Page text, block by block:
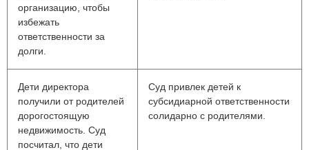
организацию, чтобы
избежать
ответственности за
долги.
Дети директора
получили от родителей
дорогостоящую
недвижимость. Суд
посчитал, что дети
Суд привлек детей к
субсидиарной ответственности
солидарно с родителями.